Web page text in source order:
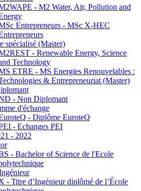
- M2 Water, Air, Pollution and
Entrepreneurs - MSc X-HEC
spécialisé (Master)
- Renewable Energy, Science
Technology
ETRE - MS Energies Renouvelables :
& Entrepreneuriat (Master)
- Non Diplomant
d'échange
- Diplôme EuroteQ
- Echanges PEI
- 2022
- Bachelor of Science de l'Ecole
- Titre d’Ingénieur diplômé de l’École